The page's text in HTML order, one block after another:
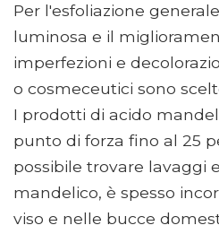
Per l'esfoliazione
luminosa e il
imperfezioni e
o cosmeceutici sono
I prodotti di acido
punto di forza fino al 25
possibile trovare lavaggi
mandelico, è spesso
viso e nelle bucce